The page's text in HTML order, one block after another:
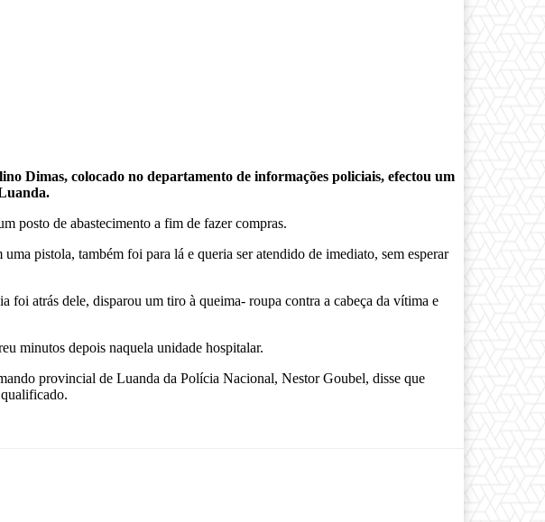
Dimas, colocado no departamento de informações policiais, efectou um
posto de abastecimento a fim de fazer compras.
pistola, também foi para lá e queria ser atendido de imediato, sem esperar
foi atrás dele, disparou um tiro à queima- roupa contra a cabeça da vítima e
minutos depois naquela unidade hospitalar.
provincial de Luanda da Polícia Nacional, Nestor Goubel, disse que